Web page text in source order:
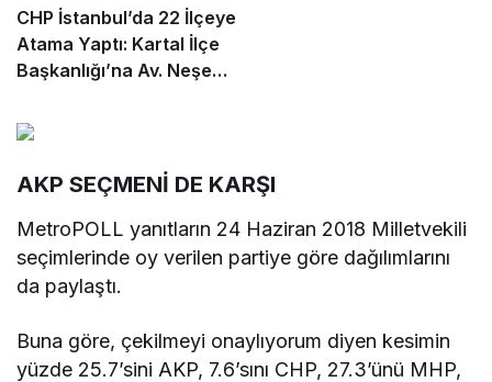
CHP İstanbul’da 22 İlçeye
Atama Yaptı: Kartal İlçe
Başkanlığı’na Av. Neşe
AKP SEÇMENİ DE KARŞI
MetroPOLL yanıtların 24 Haziran 2018 Milletvekili
seçimlerinde oy verilen partiye göre dağılımlarını
da paylaştı.
Buna göre, çekilmeyi onaylıyorum diyen kesimin
yüzde 25.7’sini AKP, 7.6’sını CHP, 27.3’ünü MHP,